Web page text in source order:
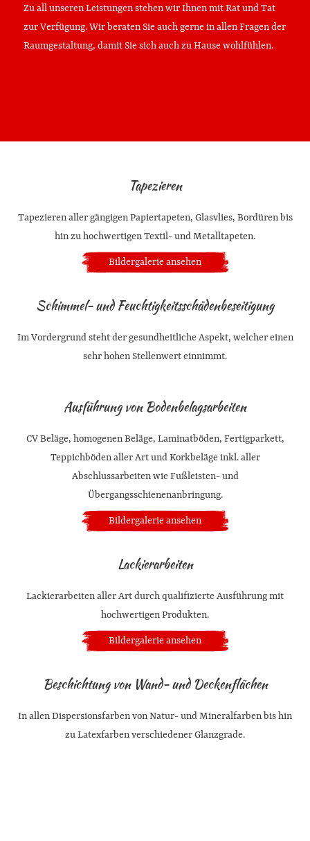
Zu all unseren Leistungen stehen wir Ihnen mit Rat und Tat
zur Verfügung. Wir beraten Sie auch gerne in allen Fragen der
Raumgestaltung, damit Sie sich auch zu Hause wohlfühlen.
Tapezieren
Tapezieren aller gängigen Papiertapeten, Glasvlies, Bordüren bis
hin zu hochwertigen Textil- und Metalltapeten.
Bildergalerie ansehen
Schimmel- und Feuchtigkeitsschädenbeseitigung
Im Vordergrund steht der gesundheitliche Aspekt, welcher einen
sehr hohen Stellenwert einnimmt.
Ausführung von Bodenbelagsarbeiten
CV Beläge, homogenen Beläge, Laminatböden, Fertigparkett,
Teppichböden aller Art und Korkbeläge inkl. aller
Abschlussarbeiten wie Fußleisten- und
Übergangsschienenanbringung.
Bildergalerie ansehen
Lackierarbeiten
Lackierarbeiten aller Art durch qualifizierte Ausführung mit
hochwertigen Produkten.
Bildergalerie ansehen
Beschichtung von Wand- und Deckenflächen
In allen Dispersionsfarben von Natur- und Mineralfarben bis hin
zu Latexfarben verschiedener Glanzgrade.